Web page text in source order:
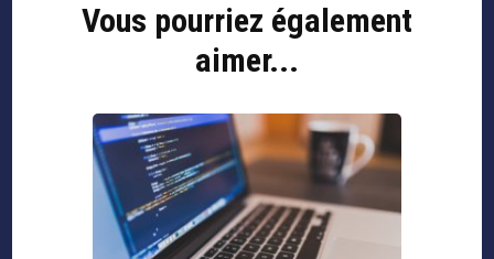
Vous pourriez également
aimer...